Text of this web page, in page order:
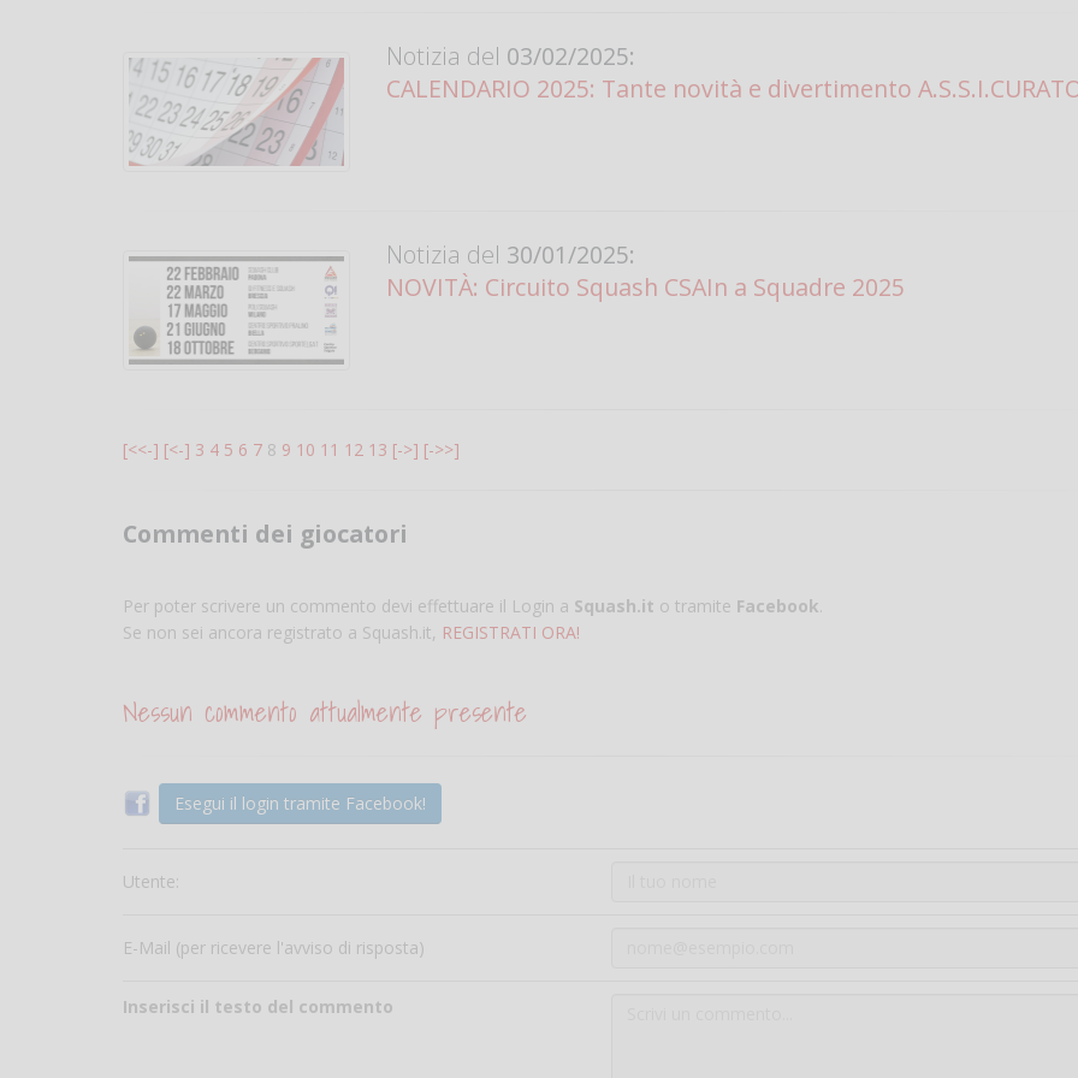
Notizia del 03/02/2025:
CALENDARIO 2025: Tante novità e divertimento
Notizia del 30/01/2025:
NOVITÀ: Circuito Squash CSAIn a Squadre 2025
[<<-] [<-] 3 4 5 6 7 8 9 10 11 12 13 [->] [->>]
Commenti dei giocatori
Per poter scrivere un commento devi effettuare il Login a Squash.it o tramite Facebook.
Se non sei ancora registrato a Squash.it, REGISTRATI ORA!
Nessun commento attualmente presente
Esegui il login tramite Facebook!
Utente:
E-Mail (per ricevere l'avviso di risposta)
Inserisci il testo del commento